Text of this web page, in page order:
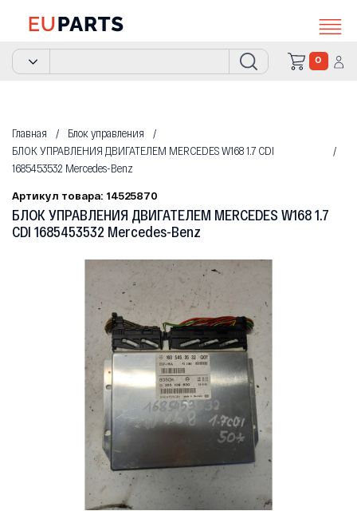
0
Главная
Блок управления
БЛОК УПРАВЛЕНИЯ ДВИГАТЕЛЕМ MERCEDES W168 1.7 CDI
1685453532 Mercedes-Benz
Артикул товара: 14525870
БЛОК УПРАВЛЕНИЯ ДВИГАТЕЛЕМ MERCEDES W168 1.7
CDI 1685453532 Mercedes-Benz